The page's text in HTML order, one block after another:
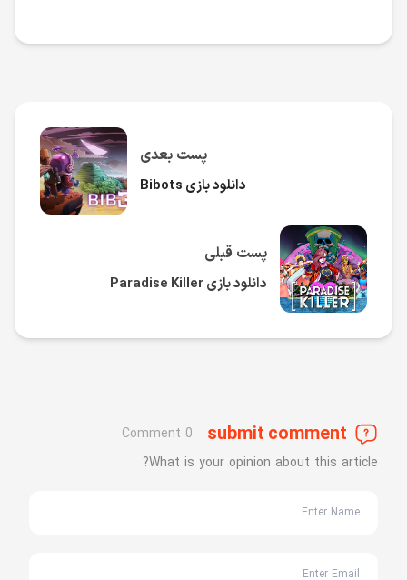
پست قبلی
دانلود بازی Paradise Killer
پست بعدی
دانلود بازی Bibots
submit comment
0 Comment
What is your opinion about this article?